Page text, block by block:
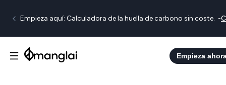
Empieza aquí: Calculadora de la huella de carbono sin coste. -
Empieza